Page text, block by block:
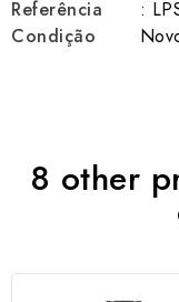
Referência
:
Condição
8 other